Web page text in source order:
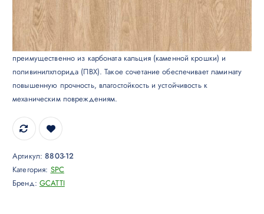
SPC ламинат GCATTI
Ламинат типа SPC является инновационным покрытием, состоящим
преимущественно из карбоната кальция (каменной крошки) и
поливинилхлорида (ПВХ). Такое сочетание обеспечивает ламинату
повышенную прочность, влагостойкость и устойчивость к
механическим повреждениям.
Артикул:8803-12
Категория: SPC
Бренд:GCATTI